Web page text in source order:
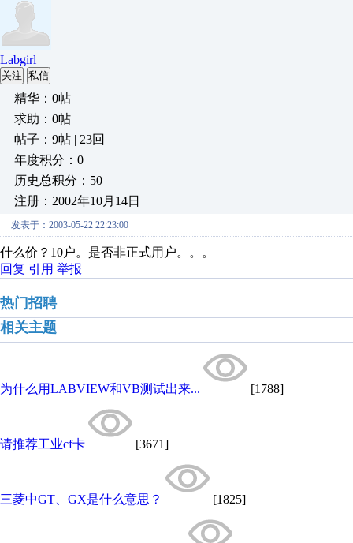
Labgirl
关注 私信
精华：0帖
求助：0帖
帖子：9帖 | 23回
年度积分：0
历史总积分：50
注册：2002年10月14日
发表于：2003-05-22 22:23:00
什么价？10户。是否非正式用户。。。
回复 引用 举报
热门招聘
相关主题
为什么用LABVIEW和VB测试出来... [1788]
请推荐工业cf卡 [3671]
三菱中GT、GX是什么意思？ [1825]